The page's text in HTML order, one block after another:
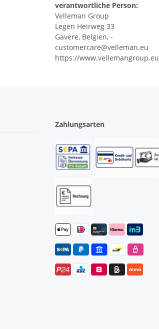
verantwortliche Person:
Velleman Group
Legen Heirweg 33
Gavere, Belgien, -
customercare@velleman.eu
https://
Zahlungsarten